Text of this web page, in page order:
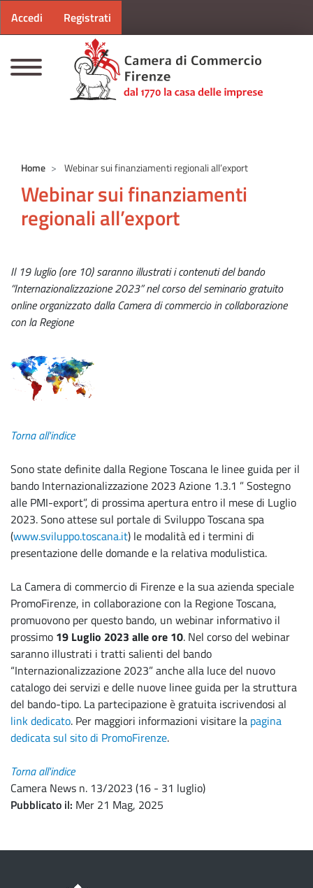
Menu profilo utente
Accedi Registrati
Home Webinar sui finanziamenti regionali all’export
Webinar sui finanziamenti
regionali all’export
Il 19 luglio (ore 10) saranno illustrati i contenuti del bando
“Internazionalizzazione 2023” nel corso del seminario gratuito
online organizzato dalla Camera di commercio in collaborazione
con la Regione
Torna all'indice
Sono state definite dalla Regione Toscana le linee guida per il
bando Internazionalizzazione 2023 Azione 1.3.1 ” Sostegno
alle PMI-export”, di prossima apertura entro il mese di Luglio
2023. Sono attese sul portale di Sviluppo Toscana spa
(www.sviluppo.toscana.it) le modalità ed i termini di
presentazione delle domande e la relativa modulistica.
La Camera di commercio di Firenze e la sua azienda speciale
PromoFirenze, in collaborazione con la Regione Toscana,
promuovono per questo bando, un webinar informativo il
prossimo 19 Luglio 2023 alle ore 10. Nel corso del webinar
saranno illustrati i tratti salienti del bando
“Internazionalizzazione 2023” anche alla luce del nuovo
catalogo dei servizi e delle nuove linee guida per la struttura
del bando-tipo. La partecipazione è gratuita iscrivendosi al
link dedicato. Per maggiori informazioni visitare la pagina
dedicata sul sito di PromoFirenze.
Torna all'indice
Camera News n. 13/2023 (16 - 31 luglio)
Pubblicato il Mer 21 Mag, 2025